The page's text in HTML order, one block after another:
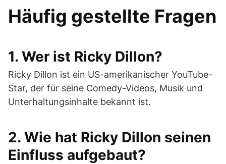
Häufig gestellte Fragen
1. Wer ist Ricky Dillon?
Ricky Dillon ist ein US-amerikanischer YouTube-
Star, der für seine Comedy-Videos, Musik und
Unterhaltungsinhalte bekannt ist.
2. Wie hat Ricky Dillon seinen
Einfluss aufgebaut?